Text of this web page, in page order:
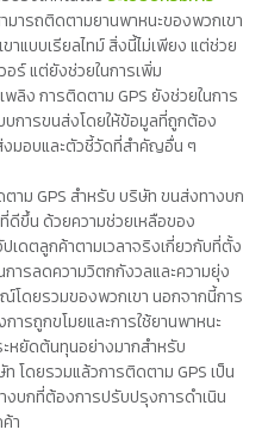
มารถติดตามยานพาหนะของพวกเขา
าแบบเรียลไทม์ สิ่งนี้ไม่เพียง แต่ช่วย
ร์ แต่ยังช่วยในการเพิ่ม
ลิง การติดตาม GPS ยังช่วยในการ
การขนส่งโดยให้ข้อมูลที่ถูกต้อง
งมอบและตัวชี้วัดที่สำคัญอื่น ๆ
าม GPS สำหรับ บริษัท ขนส่งทางบก
ดีขึ้น ด้วยความช่วยเหลือของ
เดตลูกค้าตามเวลาจริงเกี่ยวกับที่ตั้ง
ารลดความวิตกกังวลและความยุ่ง
โดยรวมของพวกเขา นอกจากนี้การ
ารถูกขโมยและการใช้ยานพาหนะ
หยัดต้นทุนอย่างมากสำหรับ
โดยรวมแล้วการติดตาม GPS เป็น
บกที่ต้องการปรับปรุงการดำเนิน
า